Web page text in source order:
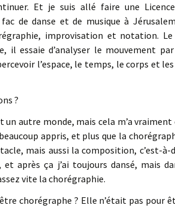
Et je suis allé faire une
de danse et de musique à
improvisation et notation.
il essaie d’analyser le mouvement
l’espace, le temps, le corps et
?
un autre monde, mais cela m’a
appris, et plus que la
mais aussi la composition, c’est-
et après ça j’ai toujours dansé, mais
vite la chorégraphie.
chorégraphe ? Elle n’était pas pour